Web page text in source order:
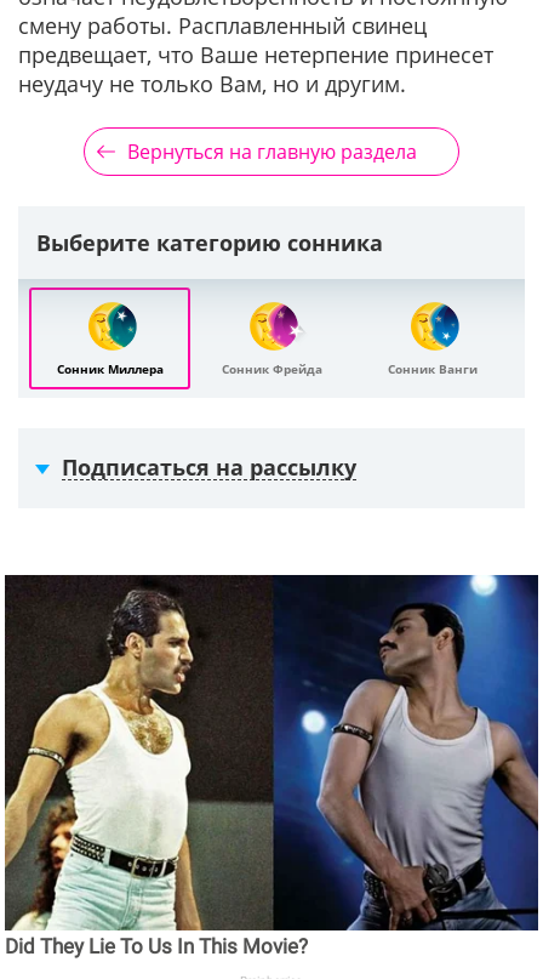
смену работы. Расплавленный свинец
предвещает, что Ваше нетерпение принесет
неудачу не только Вам, но и другим.
Вернуться на главную раздела
Выберите категорию сонника
Сонник Миллера Сонник Фрейда Сонник Ванги
Подписаться на рассылку
Did They Lie To Us In This Movie?